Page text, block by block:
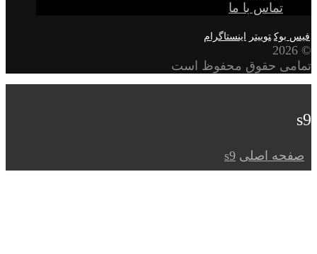
تماس با ما
فیس بوک توییتر اینستاگرام
© 2026
تمامی حقوق محفوظ است
s9
صفحه اصلی s9